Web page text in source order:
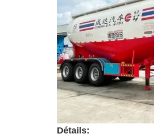
Détails: